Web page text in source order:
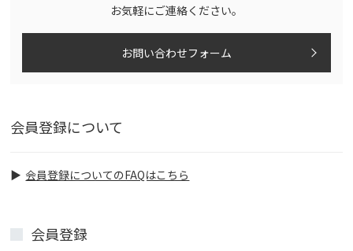
お気軽にご連絡ください。
お問い合わせフォーム
会員登録について
会員登録についてのFAQはこちら
会員登録